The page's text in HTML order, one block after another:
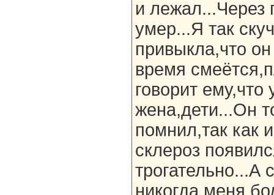
и лежал...Через
умер...Я так
привыкла,что
время
говорит ему,что
жена,дети...Он
помнил,так как
склероз
трогательно...А
никогда меня